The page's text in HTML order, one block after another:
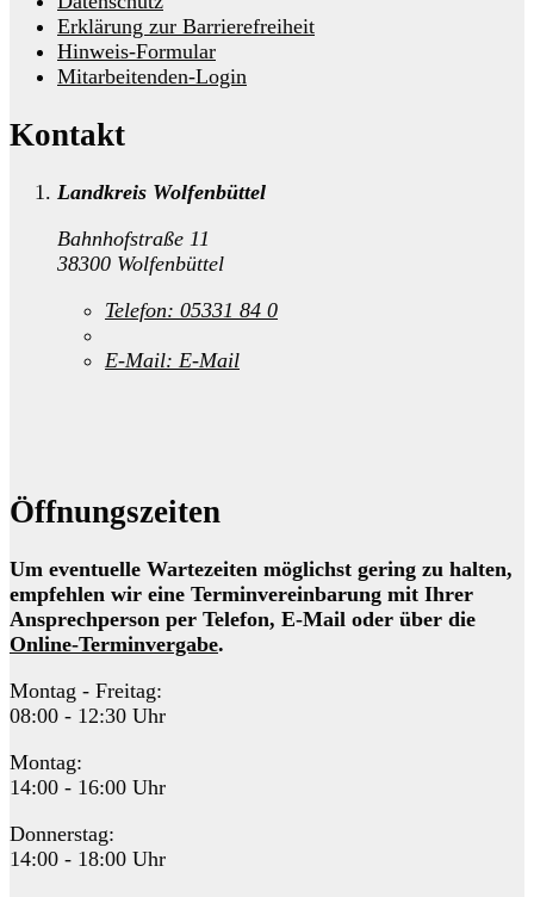
Erklärung zur Barrierefreiheit
Hinweis-Formular
Mitarbeitenden-Login
Kontakt
Landkreis Wolfenbüttel
Bahnhofstraße 11
38300 Wolfenbüttel
Telefon: 05331 84 0
E-Mail: E-Mail
Öffnungszeiten
Um eventuelle Wartezeiten möglichst gering zu halten,
empfehlen wir eine Terminvereinbarung mit Ihrer
Ansprechperson per Telefon, E-Mail oder über die
Online-Terminvergabe.
Montag - Freitag:
08:00 - 12:30 Uhr
Montag:
14:00 - 16:00 Uhr
Donnerstag:
14:00 - 18:00 Uhr